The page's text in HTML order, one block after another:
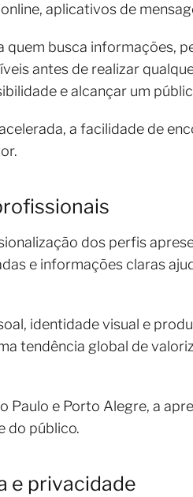
aplicativos de
busca informações,
antes de realizar
e alcançar um
a facilidade de
dos perfis
e informações claras
identidade visual e
tendência global de
e Porto Alegre, a
do público.
e privacidade